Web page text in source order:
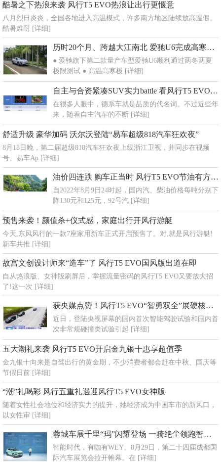
酷暑之下热浪来袭 风行T5 EVO热浪让出行更惬意
八月烈日炎炎，全国各地进入高温模式，许多南方地区陆续放高温假。
酷暑难耐 [详细]
历时20个月、跨越大江南北 爱驰U6完成高寒、高温极限测试
● 爱驰旗下第二款量产车型爱驰U6顺利通过两冬两夏
极限测试 ● 高温高寒极 [详细]
自主与合资紧凑SUV实力battle 看风行T5 EVO与探歌谁能更胜一筹？
在很多人眼中，德系车就是品质的代名词。不过近些年
来，随着自主汽车的不断 [详细]
舒适升级 豪华加码 沃尔沃登陆“易车超级818汽车狂欢夜”
8月18日晚，第二届超级818汽车狂欢夜上线浙江卫视，并同步在视频
号、易车Ap [详细]
油价四连跌 购车正当时 风行T5 EVO节油有方成首选
自2022年8月9日24时起，国内汽、柴油价格每吨分别下
降130元和125元，92号汽 [详细]
预售来袭！颜值杀+仪式感，家庭出行开风行游艇
今天,东风风行的一款7座家用新车正式开启预售了。对,就是风行游艇!
新车共推 [详细]
故宫文创设计师来“造车”了 风行T5 EVO国风版出道在即
自从热浪版、女神版刷屏后，掌握流量密码的风行T5 EVO又要放大招
了!这一次 [详细]
获央媒点赞！风行T5 EVO“智勇双全”展硬核守护实力
近日，登陆央视屏幕的国内首次智能驾驶试验和国内首
次非常规碰撞类试验引起 [详细]
五大潮礼来袭 风行T5 EVO开启金九银十惠享超值季
金九银十向来是自驾出行的黄金期，不少消费者都会赶在中秋、国庆等
节假日前 [详细]
“潮”礼喝彩 风行五重礼遇迎风行T5 EVO女神版
随着女性社会地位和经济实力的提升，她经济成为中国车市的新风口，
以女性审 [详细]
蓉城车展千里“玛”闪耀登场 一骑绝尘领跑智混时代
智能时代，有咖有WEY。8月29日，第二十四届成都国
际汽车展览会拉开帷幕。在 [详细]